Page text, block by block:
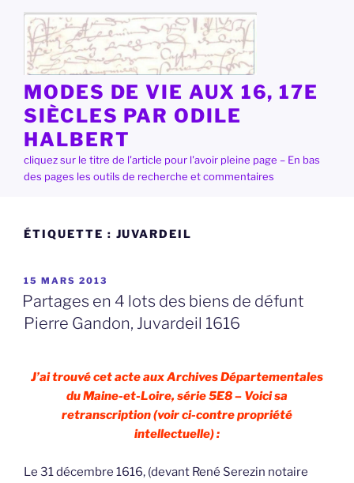
contenu
principal
MODES DE VIE AUX 16, 17E
SIÈCLES PAR ODILE
HALBERT
cliquez sur le titre de l'article pour l'avoir pleine page – En bas
des pages les outils de recherche et commentaires
ÉTIQUETTE : JUVARDEIL
PUBLIÉ
LE
15 MARS 2013
Partages en 4 lots des biens de défunt
Pierre Gandon, Juvardeil 1616
J’ai trouvé cet acte aux Archives Départementales
du Maine-et-Loire, série 5E8 – Voici sa
retranscription (voir ci-contre propriété
intellectuelle) :
Le 31 décembre 1616, (devant René Serezin notaire